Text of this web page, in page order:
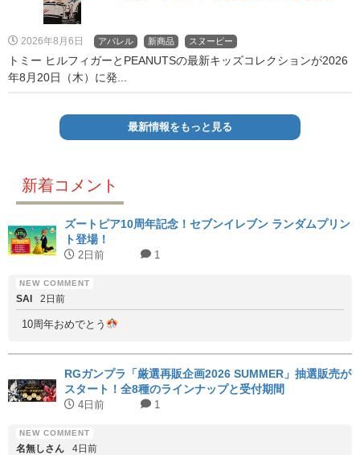
2026年8月6日 アパレル 新商品 スヌーピー
トミー ヒルフィガーとPEANUTSの最新キッズコレクションが2026
年8月20日（木）に発...
最新情報をもっと見る
新着コメント
ズートピア10周年記念！セブンイレブン ランダムプリン
ト登場！
2日前 1
SAI 2日前
10周年おめでとう
RGガンプラ「厳選再販企画2026 SUMMER」抽選販売が
スタート！全8種のラインナップと受付期間
4日前 1
名無しさん 4日前